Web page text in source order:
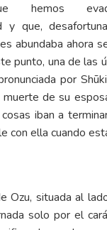
hemos
y que,
abundaba ahora
punto, una de las
por
de su
iban a
con ella cuando
Ozu, situada al
solo por el